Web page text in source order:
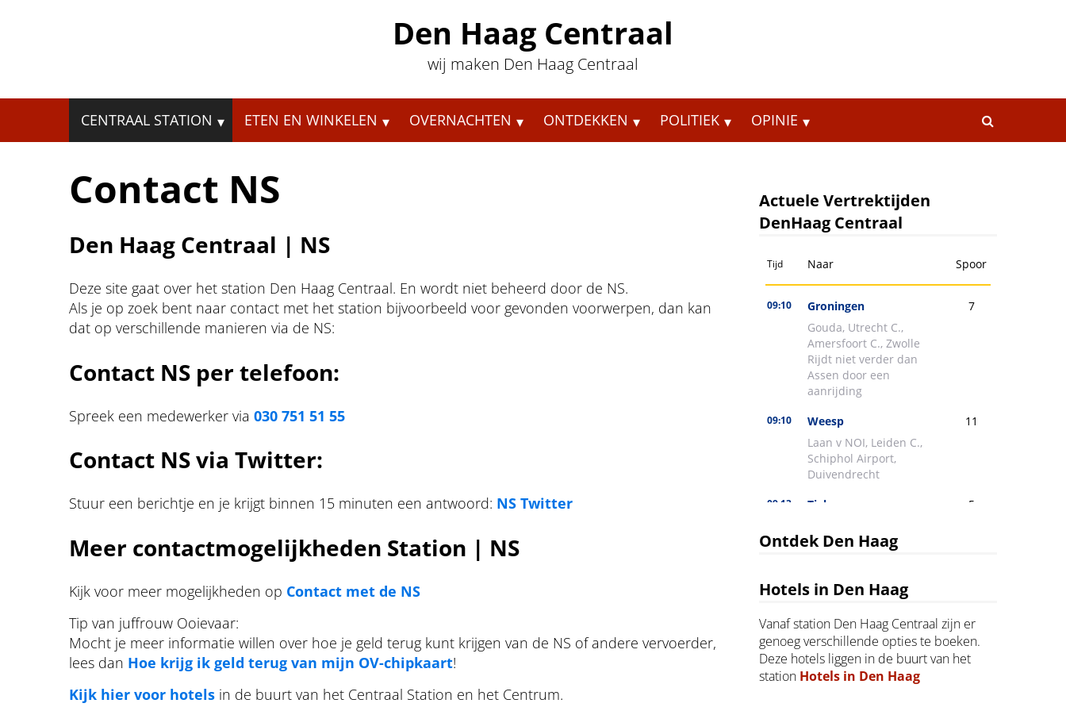
Den Haag Centraal
wij maken Den Haag Centraal
CENTRAAL STATION ETEN EN WINKELEN OVERNACHTEN ONTDEKKEN POLITIEK OPINIE
naar:
Contact NS
Den Haag Centraal | NS
Deze site gaat over het station Den Haag Centraal. En wordt niet beheerd door de NS.
Als je op zoek bent naar contact met het station bijvoorbeeld voor gevonden voorwerpen, dan kan
dat op verschillende manieren via de NS:
Contact NS per telefoon:
Spreek een medewerker via 030 751 51 55
Contact NS via Twitter:
Stuur een berichtje en je krijgt binnen 15 minuten een antwoord: NS Twitter
Meer contactmogelijkheden Station | NS
Kijk voor meer mogelijkheden op Contact met de NS
Tip van juffrouw Ooievaar:
Mocht je meer informatie willen over hoe je geld terug kunt krijgen van de NS of andere vervoerder,
lees dan Hoe krijg ik geld terug van mijn OV-chipkaart!
Kijk hier voor hotels in de buurt van het Centraal Station en het Centrum.
Actuele Vertrektijden
DenHaag Centraal
Ontdek Den Haag
Hotels in Den Haag
Vanaf station Den Haag Centraal zijn er
genoeg verschillende opties te boeken.
Deze hotels liggen in de buurt van het
station Hotels in Den Haag